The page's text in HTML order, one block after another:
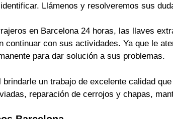
Llámenos y resolveremos sus
en Barcelona 24 horas, las llaves
continuar con sus actividades. Ya que le
para dar solución a sus problemas.
brindarle un trabajo de excelente calidad
reparación de cerrojos y chapas,